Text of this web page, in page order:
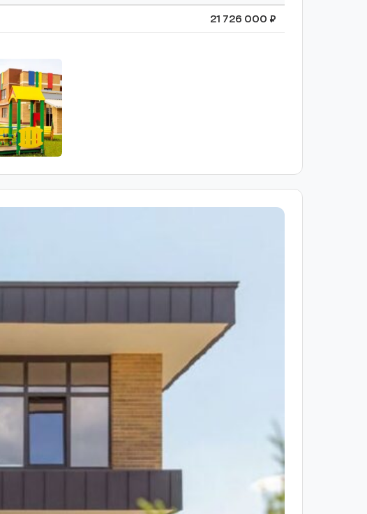
21 726 000 ₽